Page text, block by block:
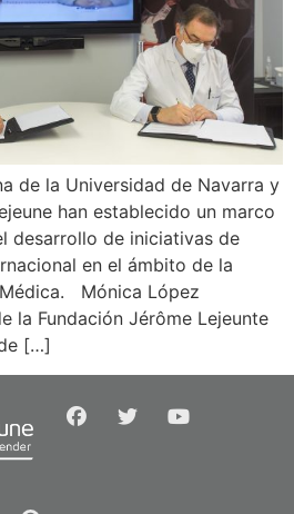
de la Universidad de Navarra y
han establecido un marco
desarrollo de iniciativas de
en el ámbito de la
Mónica López
la Fundación Jérôme Lejeunte
[…]